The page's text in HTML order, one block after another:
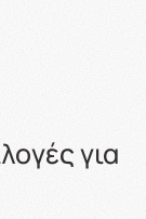
για